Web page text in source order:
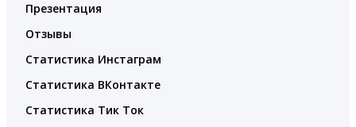
Презентация
Отзывы
Статистика Инстаграм
Статистика ВКонтакте
Статистика Тик Ток